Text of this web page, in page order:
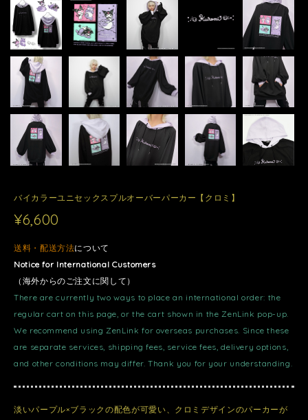
バイカラーユニセックスプルオーバーパーカー【クロミ】
¥6,600
送料・配送方法について
Notice for International Customers
（海外からのご注文に関して）
There are currently two ways to place an international order: the
regular cart on this page, or the cart shown in the ZenLink pop-up.
We recommend using ZenLink for overseas purchases. Since these
are separate services, shipping fees, service fees, delivery options,
and other conditions may differ. Thank you for your understanding.
淡いパープル×ブラックの配色が可愛い、クロミデザインのパーカーが